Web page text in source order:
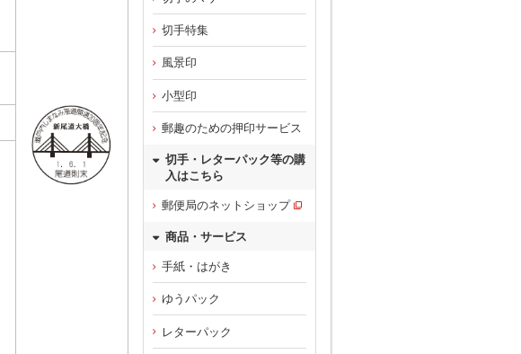
切手特集
風景印
小型印
郵趣のための押印サービス
切手・レターパック等の購
入はこちら
郵便局のネットショップ
商品・サービス
手紙・はがき
ゆうパック
レターパック